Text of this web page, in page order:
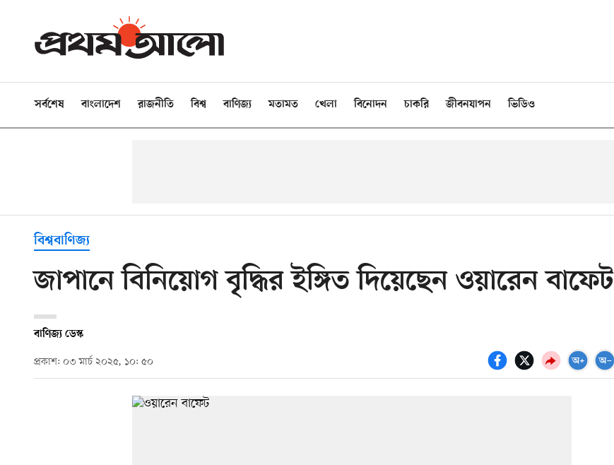
সর্বশেষ বাংলাদেশ রাজনীতি বিশ্ব বাণিজ্য মতামত খেলা বিনোদন চাকরি জীবনযাপন ভিডিও
বিশ্ববাণিজ্য
জাপানে বিনিয়োগ বৃদ্ধির ইঙ্গিত দিয়েছেন ওয়ারেন বাফেট
বাণিজ্য ডেস্ক
প্রকাশ: ০৩ মার্চ ২০২৫, ১০: ৫০